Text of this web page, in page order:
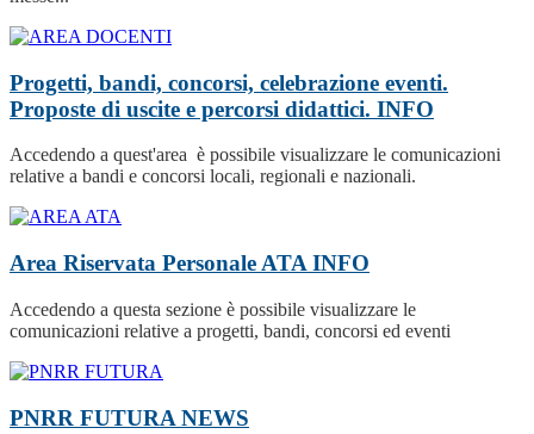
Progetti, bandi, concorsi, celebrazione eventi.
Proposte di uscite e percorsi didattici. INFO
Accedendo a quest'area è possibile visualizzare le comunicazioni
relative a bandi e concorsi locali, regionali e nazionali.
Area Riservata Personale ATA INFO
Accedendo a questa sezione è possibile visualizzare le
comunicazioni relative a progetti, bandi, concorsi ed eventi
PNRR FUTURA NEWS